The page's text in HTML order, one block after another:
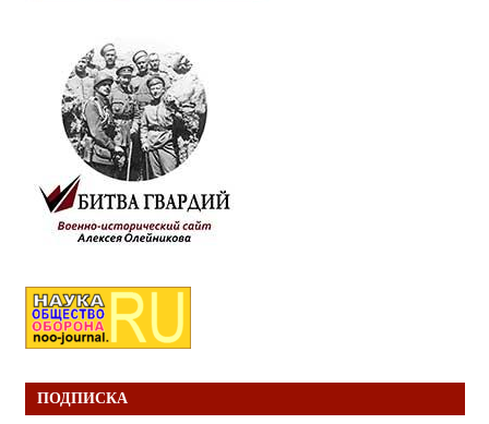
ПОДПИСКА